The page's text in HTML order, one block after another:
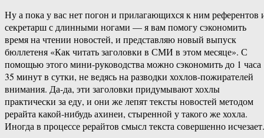
Ну а пока у вас нет погон и прилагающихся к ним референтов
секретарш с длинными ногами — я вам помогу сэкономить
время на чтении новостей, и представляю новый выпуск
бюллетеня «Как читать заголовки в СМИ в этом месяце». С
помощью этого мини-руководства можно сэкономить до 1 часа
35 минут в сутки, не ведясь на разводки хохлов-пожирателей
внимания. Да-да, эти заголовки придумывают хохлы
практически за еду, и они же лепят тексты новостей методом
рерайта какой-нибудь ахинеи, стыренной у такого же хохла.
Иногда в процессе рерайтов смысл текста совершенно исчезает.